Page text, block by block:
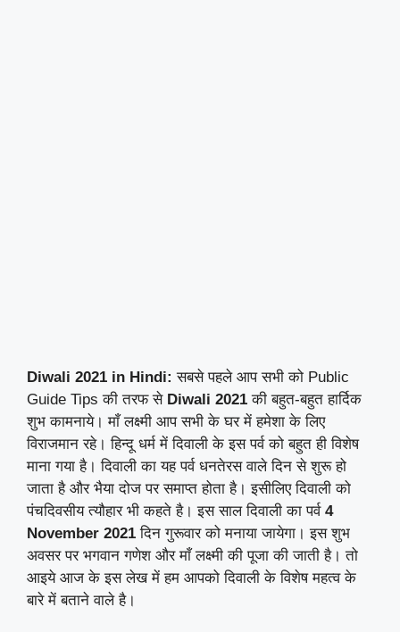
Diwali 2021 in Hindi: सबसे पहले आप सभी को Public
Guide Tips की तरफ से Diwali 2021 की बहुत-बहुत हार्दिक
शुभ कामनाये। माँ लक्ष्मी आप सभी के घर में हमेशा के लिए
विराजमान रहे। हिन्दू धर्म में दिवाली के इस पर्व को बहुत ही विशेष
माना गया है। दिवाली का यह पर्व धनतेरस वाले दिन से शुरू हो
जाता है और भैया दोज पर समाप्त होता है। इसीलिए दिवाली को
पंचदिवसीय त्यौहार भी कहते है। इस साल दिवाली का पर्व 4
November 2021 दिन गुरूवार को मनाया जायेगा। इस शुभ
अवसर पर भगवान गणेश और माँ लक्ष्मी की पूजा की जाती है। तो
आइये आज के इस लेख में हम आपको दिवाली के विशेष महत्व के
बारे में बताने वाले है।